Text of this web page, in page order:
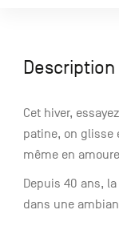
Description
Cet hiver,
patine, on glisse
même en
Depuis 40 ans,
dans une